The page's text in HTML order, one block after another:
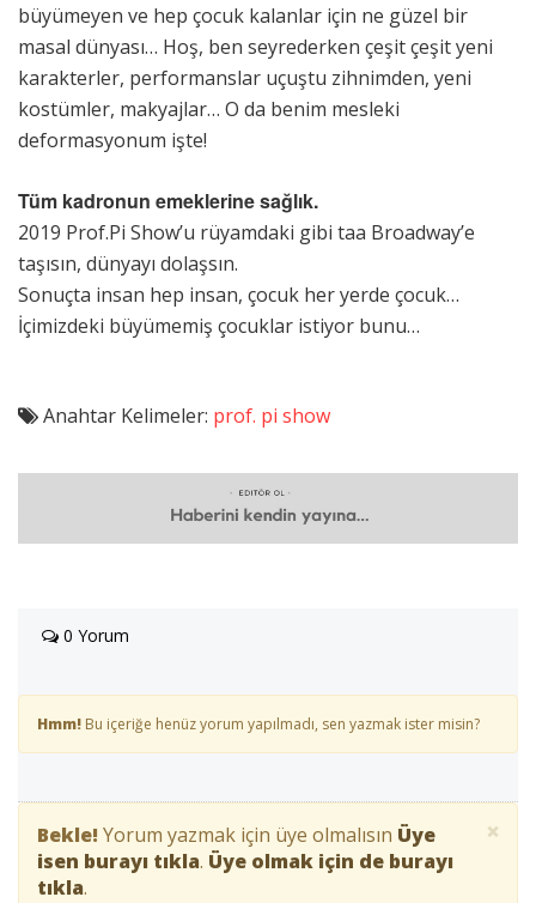
büyümeyen ve hep çocuk kalanlar için ne güzel bir
masal dünyası… Hoş, ben seyrederken çeşit çeşit yeni
karakterler, performanslar uçuştu zihnimden, yeni
kostümler, makyajlar… O da benim mesleki
deformasyonum işte!
Tüm kadronun emeklerine sağlık.
2019 Prof.Pi Show’u rüyamdaki gibi taa Broadway’e
taşısın, dünyayı dolaşsın.
Sonuçta insan hep insan, çocuk her yerde çocuk…
İçimizdeki büyümemiş çocuklar istiyor bunu…
Anahtar Kelimeler: prof. pi show
0 Yorum
Hmm! Bu içeriğe henüz yorum yapılmadı, sen yazmak ister misin?
×
Bekle! Yorum yazmak için üye olmalısın Üye
isen burayı tıkla. Üye olmak için de burayı
tıkla.